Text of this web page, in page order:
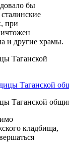
бы
при
и другие храмы.
Таганской
Таганской
кладбища,